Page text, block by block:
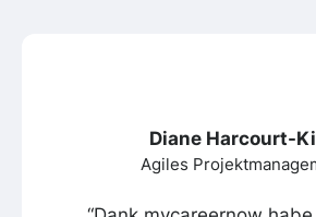
Diane Harcourt-
Agiles